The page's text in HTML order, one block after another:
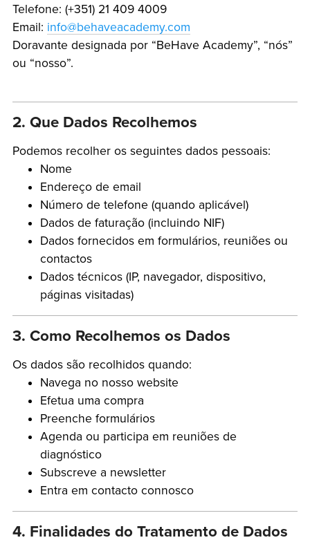
Telefone: (+351) 21 409 4009
Email: info@behaveacademy.com
Doravante designada por “BeHave Academy”, “nós”
ou “nosso”.
2. Que Dados Recolhemos
Podemos recolher os seguintes dados pessoais:
Nome
Endereço de email
Número de telefone (quando aplicável)
Dados de faturação (incluindo NIF)
Dados fornecidos em formulários, reuniões ou
contactos
Dados técnicos (IP, navegador, dispositivo,
páginas visitadas)
3. Como Recolhemos os Dados
Os dados são recolhidos quando:
Navega no nosso website
Efetua uma compra
Preenche formulários
Agenda ou participa em reuniões de
diagnóstico
Subscreve a newsletter
Entra em contacto connosco
4. Finalidades do Tratamento de Dados